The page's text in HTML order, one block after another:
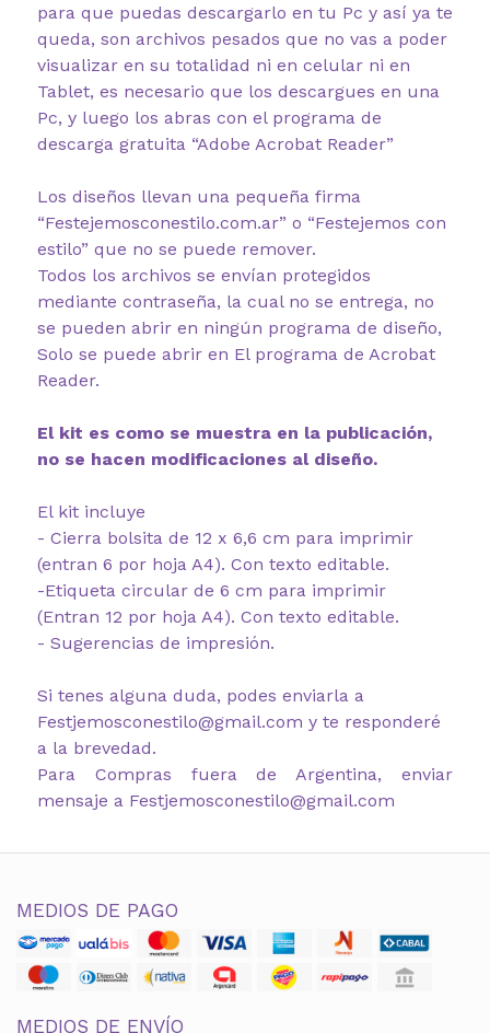
para que puedas descargarlo en tu Pc y así ya te
queda, son archivos pesados que no vas a poder
visualizar en su totalidad ni en celular ni en
Tablet, es necesario que los descargues en una
Pc, y luego los abras con el programa de
descarga gratuita “Adobe Acrobat Reader”
Los diseños llevan una pequeña firma
“Festejemosconestilo.com.ar” o “Festejemos con
estilo” que no se puede remover.
Todos los archivos se envían protegidos
mediante contraseña, la cual no se entrega, no
se pueden abrir en ningún programa de diseño,
Solo se puede abrir en El programa de Acrobat
Reader.
El kit es como se muestra en la publicación,
no se hacen modificaciones al diseño.
El kit incluye
- Cierra bolsita de 12 x 6,6 cm para imprimir
(entran 6 por hoja A4). Con texto editable.
-Etiqueta circular de 6 cm para imprimir
(Entran 12 por hoja A4). Con texto editable.
- Sugerencias de impresión.
Si tenes alguna duda, podes enviarla a
Festjemosconestilo@gmail.com y te responderé
a la brevedad.
Para Compras fuera de Argentina, enviar
mensaje a Festjemosconestilo@gmail.com
MEDIOS DE PAGO
MEDIOS DE ENVÍO